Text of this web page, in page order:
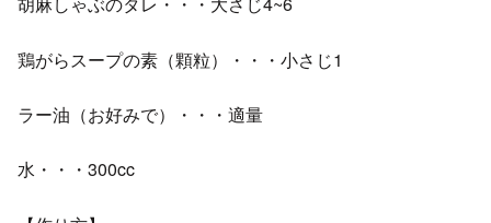
鶏がらスープの素（顆粒）・・・小さじ1
ラー油（お好みで）・・・適量
水・・・300cc